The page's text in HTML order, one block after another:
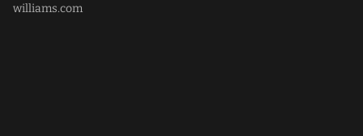
williams.com